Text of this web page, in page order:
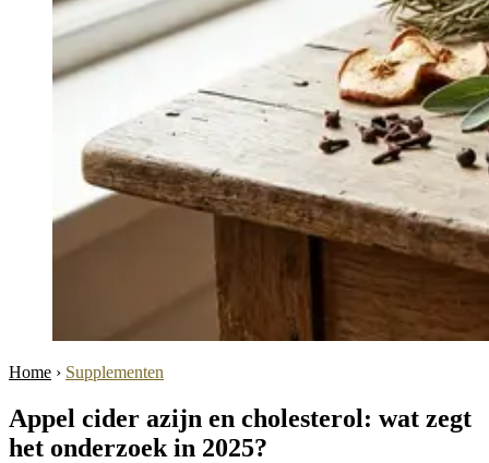
Home › Supplementen
Appel cider azijn en cholesterol: wat zegt
het onderzoek in 2025?